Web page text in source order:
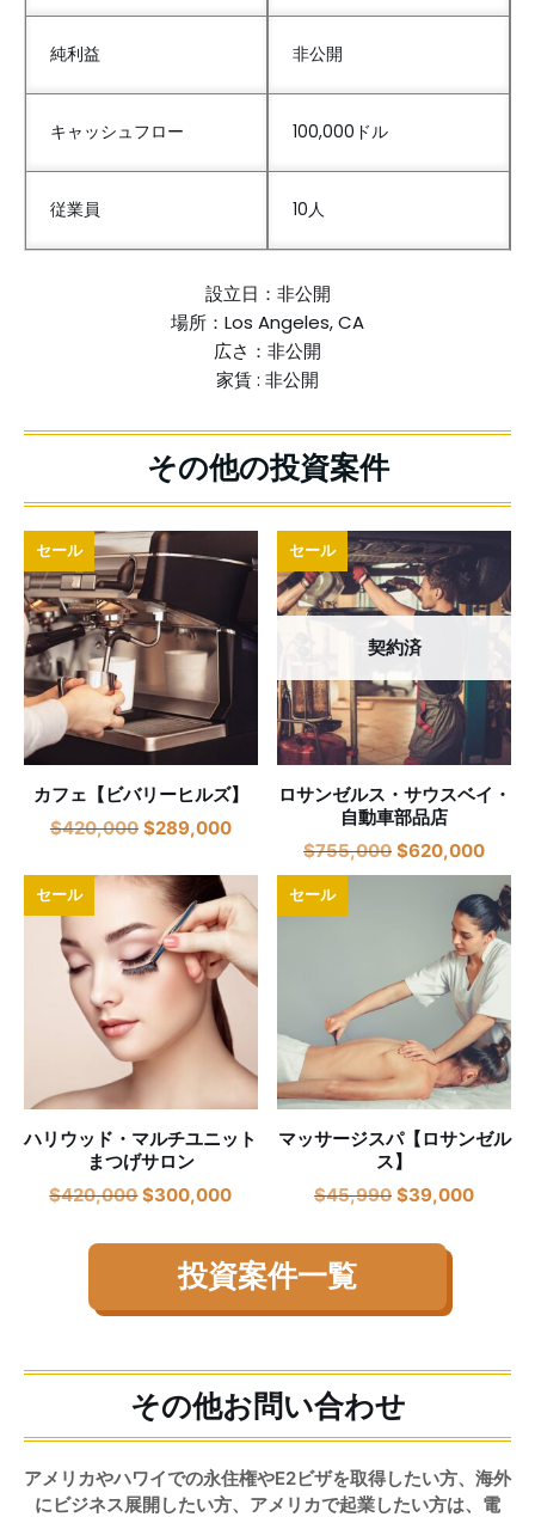
純利益 非公開
キャッシュフロー 100,000ドル
従業員 10人
設立日：非公開
場所：Los Angeles, CA
広さ：非公開
家賃 : 非公開
セール
カフェ【ビバリーヒルズ】
$420,000 $289,000
契約済
セール
ロサンゼルス・サウスベイ・
自動車部品店
$755,000 $620,000
セール
ハリウッド・マルチユニット
まつげサロン
$420,000 $300,000
セール
マッサージスパ【ロサンゼル
ス】
$45,990 $39,000
投資案件一覧
その他お問い合わせ
アメリカやハワイでの永住権やE2ビザを取得したい方、海外
にビジネス展開したい方、アメリカで起業したい方は、電